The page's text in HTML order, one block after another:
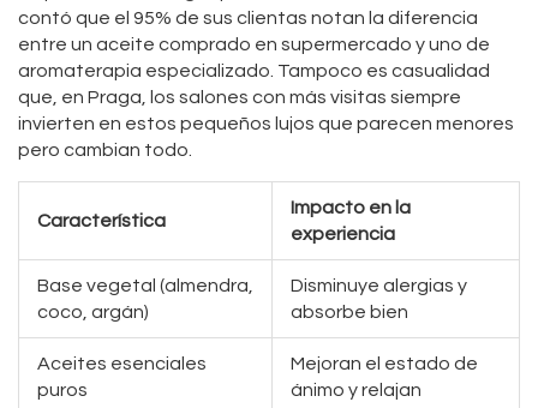
contó que el 95% de sus clientas notan la diferencia
entre un aceite comprado en supermercado y uno de
aromaterapia especializado. Tampoco es casualidad
que, en Praga, los salones con más visitas siempre
invierten en estos pequeños lujos que parecen menores
pero cambian todo.
Característica
Impacto en la
experiencia
Base vegetal (almendra,
coco, argán)
Disminuye alergias y
absorbe bien
Aceites esenciales
puros
Mejoran el estado de
ánimo y relajan